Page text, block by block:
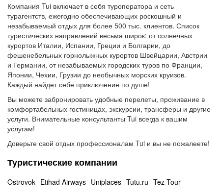
Компания Tui включает в себя туроператора и сеть
турагентств, ежегодно обеспечивающих роскошный и
незабываемый отдых для более 500 тыс. клиентов. Список
туристических направлений весьма широк: от солнечных
курортов Италии, Испании, Греции и Болгарии, до
фешенебельных горнолыжных курортов Швейцарии, Австрии
и Германии, от незабываемых городских туров по Франции,
Японии, Чехии, Грузии до необычных морских круизов.
Каждый найдет себе приключение по душе!
Вы можете забронировать удобные перелеты, проживание в
комфортабельных гостиницах, экскурсии, трансферы и другие
услуги. Внимательные консультанты Tui всегда к вашим
услугам!
Доверьте свой отдых профессионалам Tui и вы не пожалеете!
Туристические компании
Ostrovok Etihad Airways Uniplaces Tutu.ru Tez Tour